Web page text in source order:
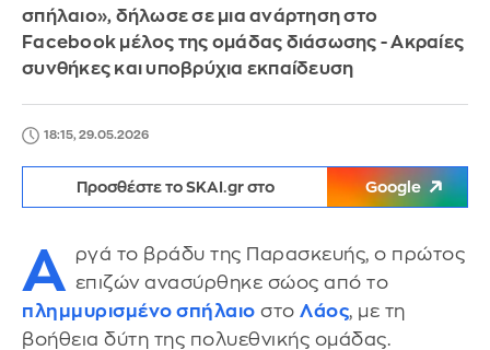
σπήλαιο», δήλωσε σε μια ανάρτηση στο
Facebook μέλος της ομάδας διάσωσης - Ακραίες
συνθήκες και υποβρύχια εκπαίδευση
18:15, 29.05.2026
Προσθέστε το SKAI.gr στο Google
Α ργά το βράδυ της Παρασκευής, ο πρώτος
επιζών ανασύρθηκε σώος από το
πλημμυρισμένο σπήλαιο στο Λάος, με τη
βοήθεια δύτη της πολυεθνικής ομάδας.